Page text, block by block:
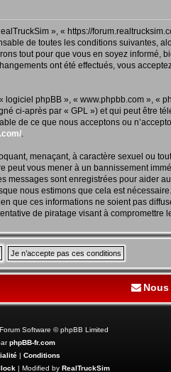
», « https://
de toutes les conditions suivantes,
tout pour que vous en soyez informé,
ont été effectués, vous
phpBB », « www.phpbb.com », «
ci-après par « GPL ») et qui peut être
de ce que nous acceptons ou
menaçant, à caractère sexuel ou
vous mener à un bannissement
messages sont enregistrées pour aider
nous estimons que cela est
que ces informations ne soient pas
de piratage visant à compromettre
Software © phpBB Limited
phpBB-fr.com
| Conditions
| Modified by RealTruckSim